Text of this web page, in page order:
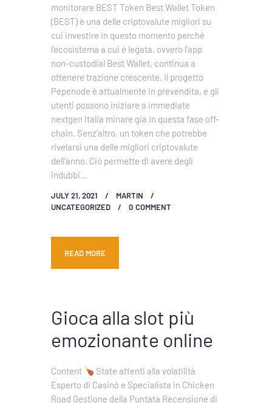
monitorare BEST Token Best Wallet Token
(BEST) è una delle criptovalute migliori su
cui investire in questo momento perché
l’ecosistema a cui è legata, ovvero l’app
non-custodial Best Wallet, continua a
ottenere trazione crescente. Il progetto
Pepenode è attualmente in prevendita, e gli
utenti possono iniziare a immediate
nextgen Italia minare già in questa fase off-
chain. Senz’altro, un token che potrebbe
rivelarsi una delle migliori criptovalute
dell’anno. Ciò permette di avere degli
indubbi…
JULY 21, 2021
MARTIN
UNCATEGORIZED
0 COMMENT
READ MORE
Gioca alla slot più
emozionante online
Content
State attenti alla volatilità
Esperto di Casinò e Specialista in Chicken
Road Gestione della Puntata Recensione di